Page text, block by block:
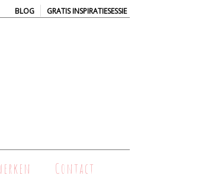
BLOG | GRATIS INSPIRATIESESSIE
Contact